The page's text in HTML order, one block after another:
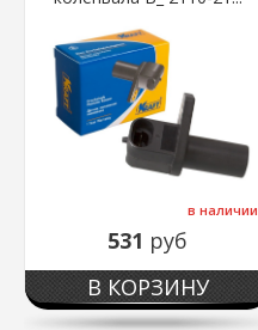
в наличии
531 руб
В КОРЗИНУ